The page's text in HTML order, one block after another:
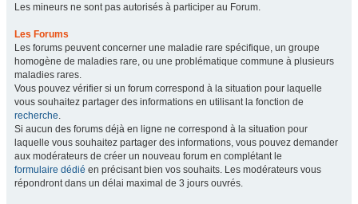
Les mineurs ne sont pas autorisés à participer au Forum.
Les Forums
Les forums peuvent concerner une maladie rare spécifique, un groupe
homogène de maladies rare, ou une problématique commune à plusieurs
maladies rares.
Vous pouvez vérifier si un forum correspond à la situation pour laquelle
vous souhaitez partager des informations en utilisant la fonction de
recherche.
Si aucun des forums déjà en ligne ne correspond à la situation pour
laquelle vous souhaitez partager des informations, vous pouvez demander
aux modérateurs de créer un nouveau forum en complétant le
formulaire dédié en précisant bien vos souhaits. Les modérateurs vous
répondront dans un délai maximal de 3 jours ouvrés.